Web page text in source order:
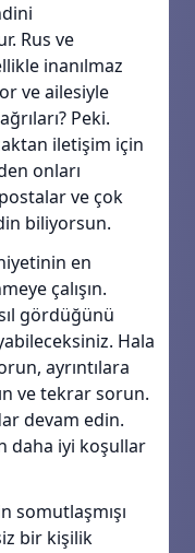
Rus ve
inanılmaz
ve ailesiyle
Peki.
iletişim için
onları
ve çok
biliyorsun.
en
çalışın.
gördüğünü
Hala
ayrıntılara
ve tekrar sorun.
devam edin.
daha iyi koşullar
somutlaşmışı
bir kişilik